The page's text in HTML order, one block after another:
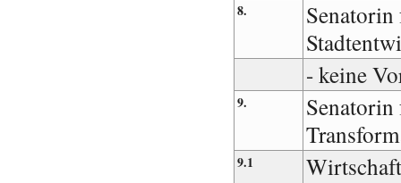
8.
- keine
9.
9.1